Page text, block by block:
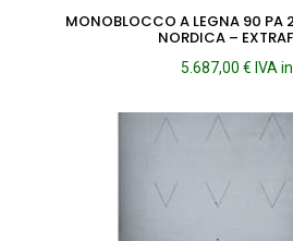
MONOBLOCCO A LEGNA 90 PA
NORDICA –
5.687,00 € IVA